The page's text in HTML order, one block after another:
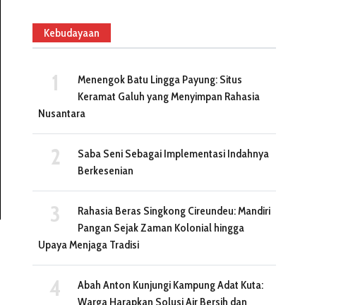
Kebudayaan
Menengok Batu Lingga Payung: Situs
Keramat Galuh yang Menyimpan Rahasia
Nusantara
Saba Seni Sebagai Implementasi Indahnya
Berkesenian
Rahasia Beras Singkong Cireundeu: Mandiri
Pangan Sejak Zaman Kolonial hingga
Upaya Menjaga Tradisi
Abah Anton Kunjungi Kampung Adat Kuta:
Warga Harapkan Solusi Air Bersih dan